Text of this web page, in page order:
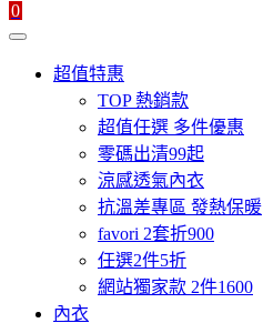
0
超值特惠
TOP 熱銷款
超值任選 多件優惠
零碼出清99起
涼感透氣內衣
抗溫差專區 發熱保暖
favori 2套折900
任選2件5折
網站獨家款 2件1600
內衣